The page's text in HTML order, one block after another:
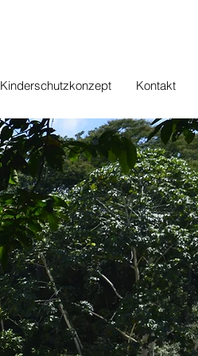
Kinderschutzkonzept Kontakt